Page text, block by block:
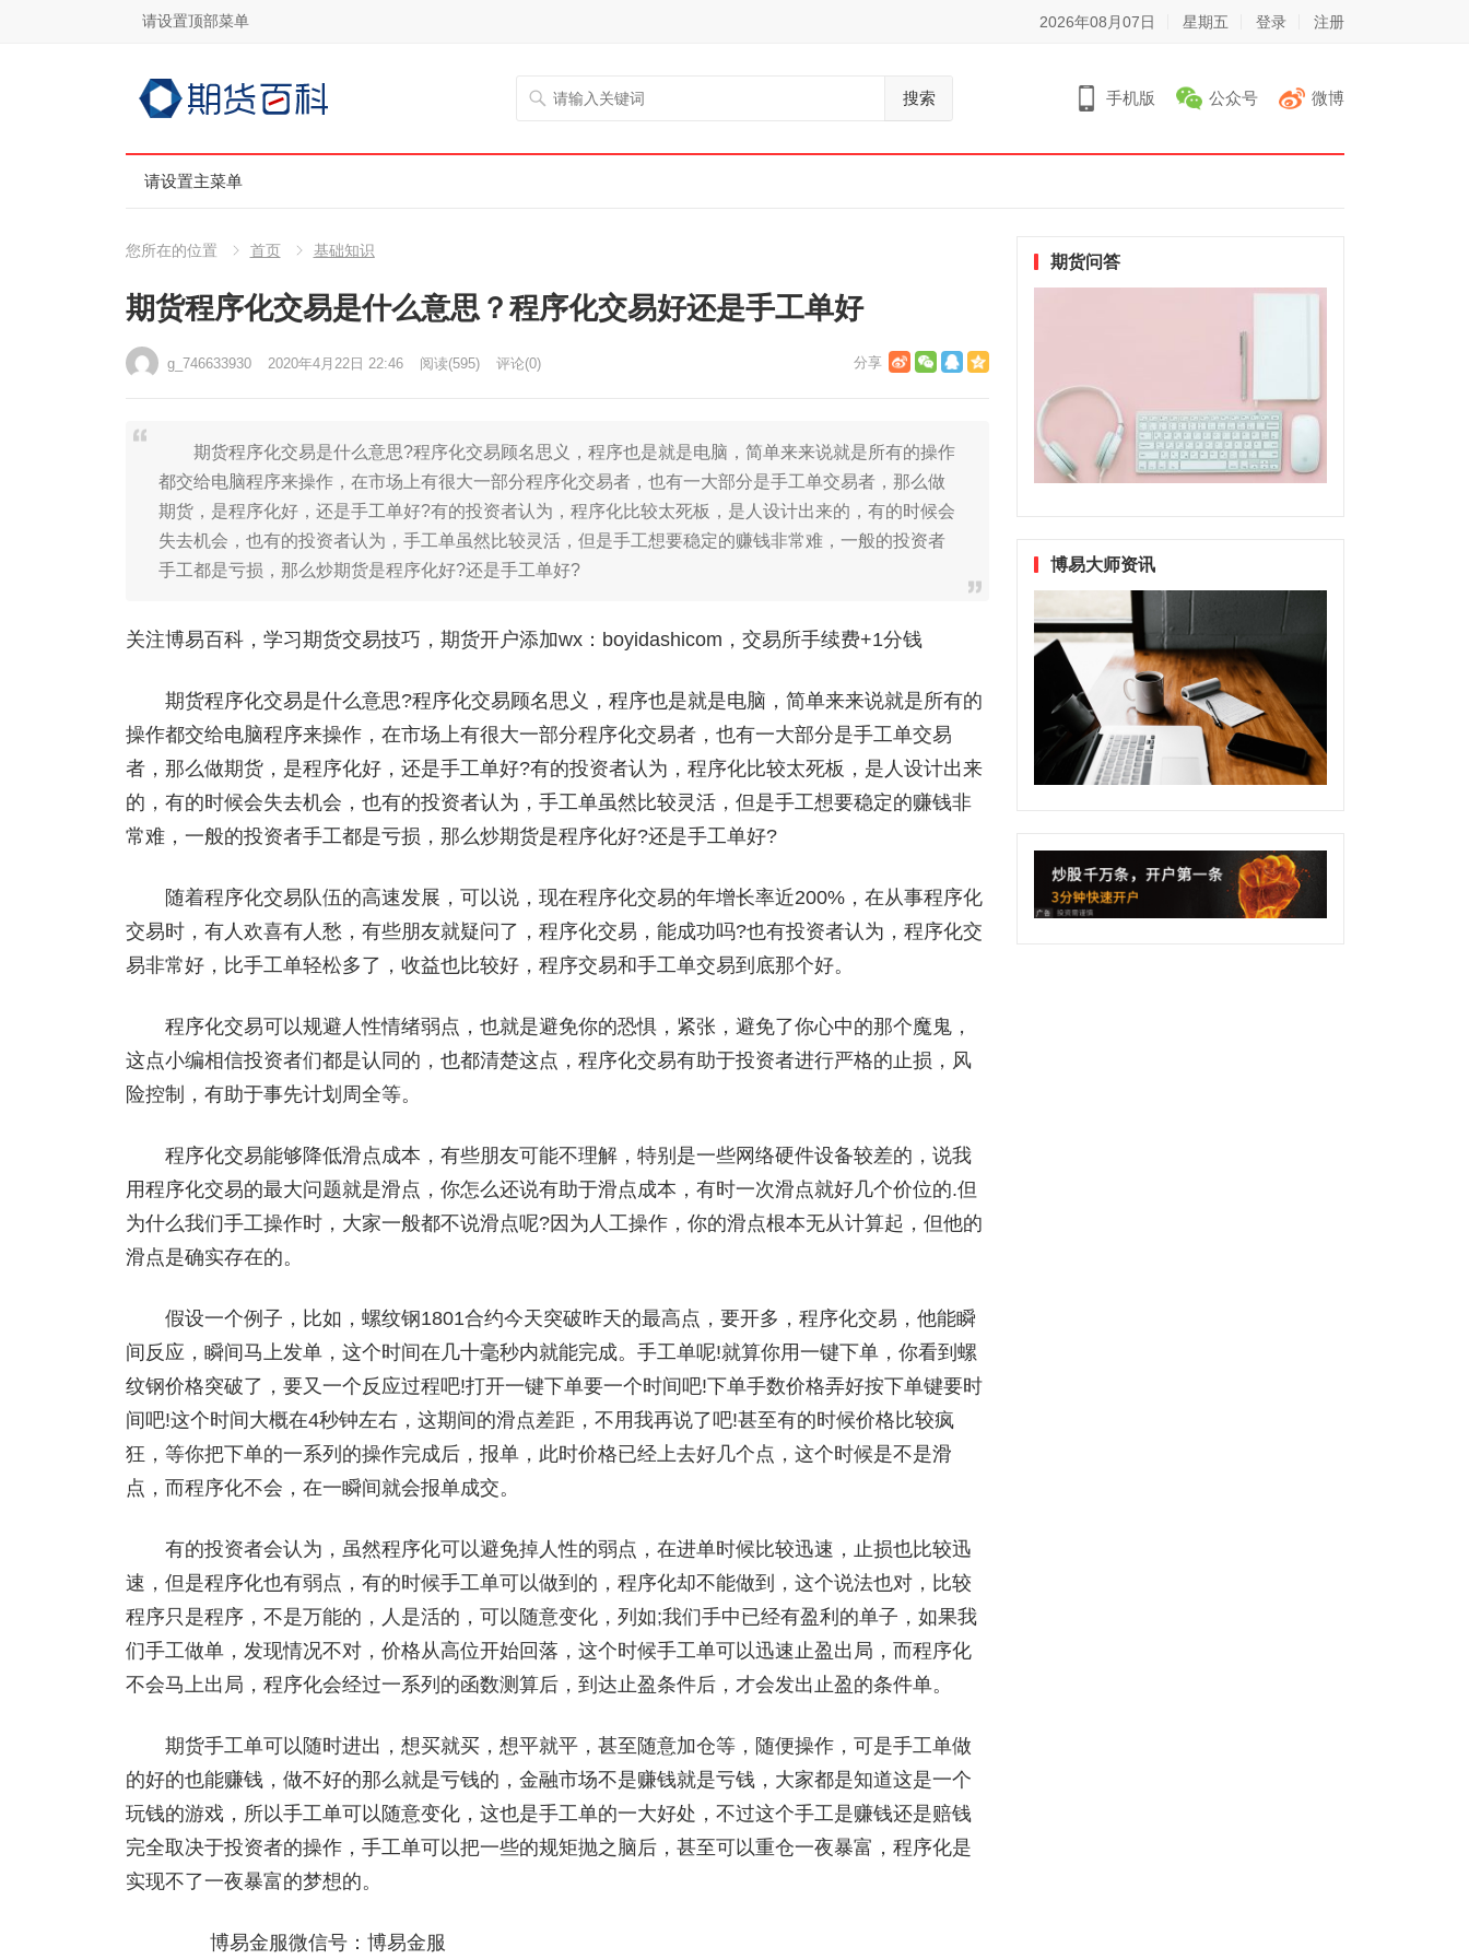
请设置顶部菜单 2026年08月07日 星期五 登录 注册
搜索 手机版 公众号 微博
请设置主菜单
您所在的位置 首页 基础知识
期货程序化交易是什么意思？程序化交易好还是手工单好
g_746633930 2020年4月22日 22:46 阅读(595) 评论(0)
期货程序化交易是什么意思?程序化交易顾名思义，程序也是就是电脑，简单来来说就是所有的操作
都交给电脑程序来操作，在市场上有很大一部分程序化交易者，也有一大部分是手工单交易者，那么做
期货，是程序化好，还是手工单好?有的投资者认为，程序化比较太死板，是人设计出来的，有的时候会
失去机会，也有的投资者认为，手工单虽然比较灵活，但是手工想要稳定的赚钱非常难，一般的投资者
手工都是亏损，那么炒期货是程序化好?还是手工单好?
关注博易百科，学习期货交易技巧，期货开户添加wx：boyidashicom，交易所手续费+1分钱
期货程序化交易是什么意思?程序化交易顾名思义，程序也是就是电脑，简单来来说就是所有的
操作都交给电脑程序来操作，在市场上有很大一部分程序化交易者，也有一大部分是手工单交易
者，那么做期货，是程序化好，还是手工单好?有的投资者认为，程序化比较太死板，是人设计出来
的，有的时候会失去机会，也有的投资者认为，手工单虽然比较灵活，但是手工想要稳定的赚钱非
常难，一般的投资者手工都是亏损，那么炒期货是程序化好?还是手工单好?
随着程序化交易队伍的高速发展，可以说，现在程序化交易的年增长率近200%，在从事程序化
交易时，有人欢喜有人愁，有些朋友就疑问了，程序化交易，能成功吗?也有投资者认为，程序化交
易非常好，比手工单轻松多了，收益也比较好，程序交易和手工单交易到底那个好。
程序化交易可以规避人性情绪弱点，也就是避免你的恐惧，紧张，避免了你心中的那个魔鬼，
这点小编相信投资者们都是认同的，也都清楚这点，程序化交易有助于投资者进行严格的止损，风
险控制，有助于事先计划周全等。
程序化交易能够降低滑点成本，有些朋友可能不理解，特别是一些网络硬件设备较差的，说我
用程序化交易的最大问题就是滑点，你怎么还说有助于滑点成本，有时一次滑点就好几个价位的.但
为什么我们手工操作时，大家一般都不说滑点呢?因为人工操作，你的滑点根本无从计算起，但他的
滑点是确实存在的。
假设一个例子，比如，螺纹钢1801合约今天突破昨天的最高点，要开多，程序化交易，他能瞬
间反应，瞬间马上发单，这个时间在几十毫秒内就能完成。手工单呢!就算你用一键下单，你看到螺
纹钢价格突破了，要又一个反应过程吧!打开一键下单要一个时间吧!下单手数价格弄好按下单键要时
间吧!这个时间大概在4秒钟左右，这期间的滑点差距，不用我再说了吧!甚至有的时候价格比较疯
狂，等你把下单的一系列的操作完成后，报单，此时价格已经上去好几个点，这个时候是不是滑
点，而程序化不会，在一瞬间就会报单成交。
有的投资者会认为，虽然程序化可以避免掉人性的弱点，在进单时候比较迅速，止损也比较迅
速，但是程序化也有弱点，有的时候手工单可以做到的，程序化却不能做到，这个说法也对，比较
程序只是程序，不是万能的，人是活的，可以随意变化，列如;我们手中已经有盈利的单子，如果我
们手工做单，发现情况不对，价格从高位开始回落，这个时候手工单可以迅速止盈出局，而程序化
不会马上出局，程序化会经过一系列的函数测算后，到达止盈条件后，才会发出止盈的条件单。
期货手工单可以随时进出，想买就买，想平就平，甚至随意加仓等，随便操作，可是手工单做
的好的也能赚钱，做不好的那么就是亏钱的，金融市场不是赚钱就是亏钱，大家都是知道这是一个
玩钱的游戏，所以手工单可以随意变化，这也是手工单的一大好处，不过这个手工是赚钱还是赔钱
完全取决于投资者的操作，手工单可以把一些的规矩抛之脑后，甚至可以重仓一夜暴富，程序化是
实现不了一夜暴富的梦想的。
博易金服微信号：博易金服
期货问答
博易大师资讯